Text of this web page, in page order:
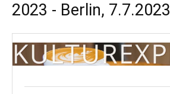
2023 - Berlin, 7.7.2023